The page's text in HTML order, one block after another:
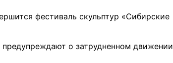
фестиваль скульптур «Сибирские
предупреждают о затрудненном движении